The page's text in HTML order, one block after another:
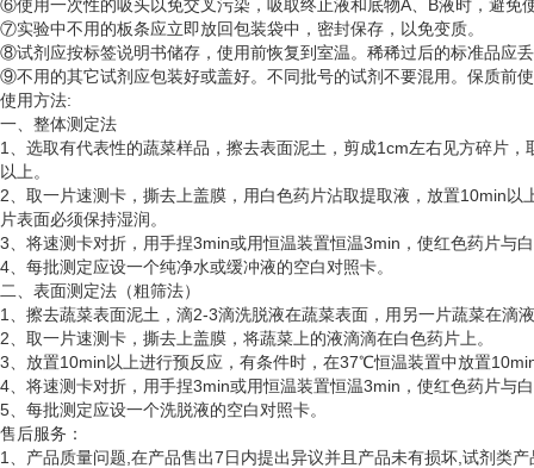
⑥使用一次性的吸头以免交叉污染，吸取终止液和底物A、B液时，避免
⑦实验中不用的板条应立即放回包装袋中，密封保存，以免变质。
⑧试剂应按标签说明书储存，使用前恢复到室温。稀稀过后的标准品应
⑨不用的其它试剂应包装好或盖好。不同批号的试剂不要混用。保质前
使用方法:
一、整体测定法
1、选取有代表性的蔬菜样品，擦去表面泥土，剪成1cm左右见方碎片
以上。
2、取一片速测卡，撕去上盖膜，用白色药片沾取提取液，放置10min
片表面必须保持湿润。
3、将速测卡对折，用手捏3min或用恒温装置恒温3min，使红色药片与
4、每批测定应设一个纯净水或缓冲液的空白对照卡。
二、表面测定法（粗筛法）
1、擦去蔬菜表面泥土，滴2-3滴洗脱液在蔬菜表面，用另一片蔬菜在滴
2、取一片速测卡，撕去上盖膜，将蔬菜上的液滴滴在白色药片上。
3、放置10min以上进行预反应，有条件时，在37℃恒温装置中放置
4、将速测卡对折，用手捏3min或用恒温装置恒温3min，使红色药片与
5、每批测定应设一个洗脱液的空白对照卡。
售后服务：
1、产品质量问题,在产品售出7日内提出异议并且产品未有损坏,试剂类